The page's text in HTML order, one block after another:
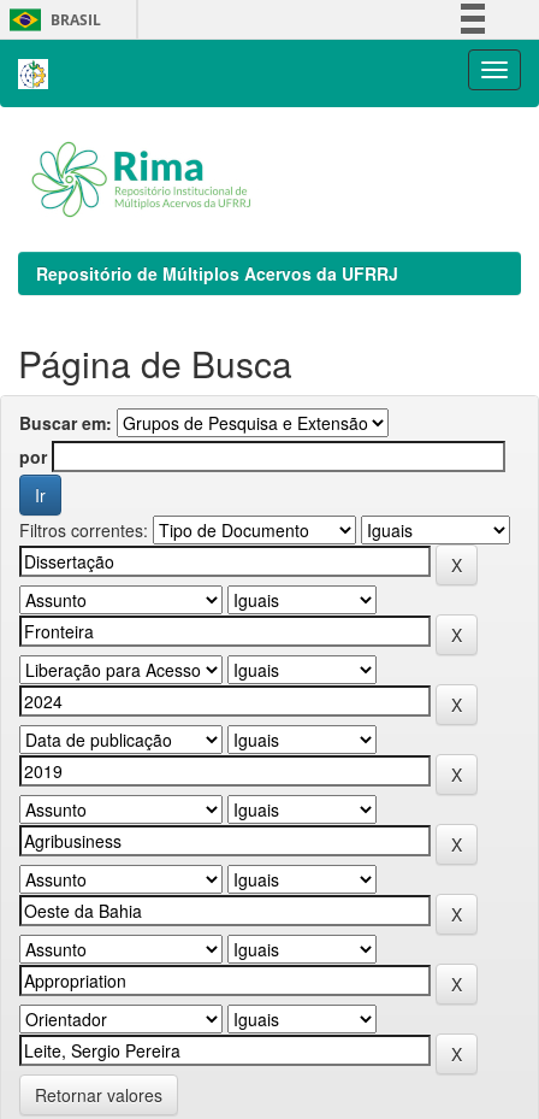
Skip
navigation
BRASIL
Repositório de Múltiplos Acervos da UFRRJ
Página de Busca
Buscar em:
por
Filtros correntes:
Retornar valores